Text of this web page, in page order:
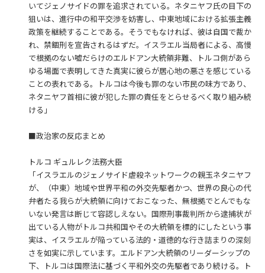
いてジェノサイドの罪を追求されている。ネタニヤフ氏の目下の
狙いは、進行中の和平交渉を妨害し、中東地域における拡張主義
政策を継続することである。そうでもなければ、彼は自国で裁か
れ、禁錮刑を宣告されるはずだ。イスラエル当局者による、高慢
で根拠のない嘘だらけのエルドアン大統領非難、トルコ側があら
ゆる場面で表明してきた真実に彼らが居心地の悪さを感じている
ことの表れである。トルコは今後も罪のない市民の味方であり、
ネタニヤフ首相に彼が犯した罪の責任をとらせるべく取り組み続
ける」
■政治家の反応まとめ
トルコ ギュルレク法務大臣
「イスラエルのジェノサイド虐殺ネットワークの親玉ネタニヤフ
が、（中東）地域や世界平和の外交先駆者かつ、世界の良心の代
弁者たる我らが大統領に向けておこなった、無根拠でとんでもな
いない発言は断じて容認しえない。国際刑事裁判所から逮捕状が
出ている人物がトルコ共和国やその大統領を標的にしたという事
実は、イスラエルが陥っている法的・道徳的な行き詰まりの深刻
さを如実に示しています。エルドアン大統領のリーダーシップの
下、トルコは国際法に基づく平和外交の先駆者であり続ける。ト